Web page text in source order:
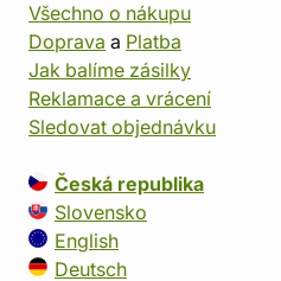
Všechno o nákupu
Doprava a Platba
Jak balíme zásilky
Reklamace a vrácení
Sledovat objednávku
Česká republika
Slovensko
English
Deutsch